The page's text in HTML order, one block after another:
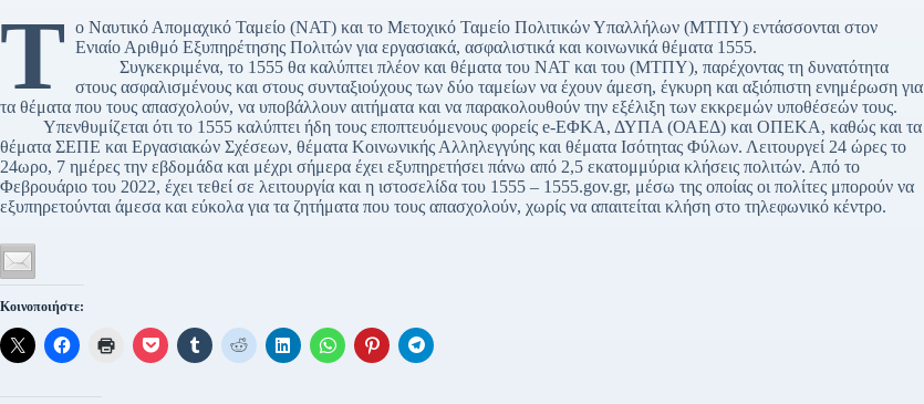
Τ ο Ναυτικό Απομαχικό Ταμείο (ΝΑΤ) και το Μετοχικό Ταμείο Πολιτικών Υπαλλήλων (ΜΤΠΥ) εντάσσονται στον
Ενιαίο Αριθμό Εξυπηρέτησης Πολιτών για εργασιακά, ασφαλιστικά και κοινωνικά θέματα 1555.
Συγκεκριμένα, το 1555 θα καλύπτει πλέον και θέματα του ΝΑΤ και του (ΜΤΠΥ), παρέχοντας τη δυνατότητα
στους ασφαλισμένους και στους συνταξιούχους των δύο ταμείων να έχουν άμεση, έγκυρη και αξιόπιστη ενημέρωση για
τα θέματα που τους απασχολούν, να υποβάλλουν αιτήματα και να παρακολουθούν την εξέλιξη των εκκρεμών υποθέσεών τους.
Υπενθυμίζεται ότι το 1555 καλύπτει ήδη τους εποπτευόμενους φορείς e-ΕΦΚΑ, ΔΥΠΑ (ΟΑΕΔ) και ΟΠΕΚΑ, καθώς και τα
θέματα ΣΕΠΕ και Εργασιακών Σχέσεων, θέματα Κοινωνικής Αλληλεγγύης και θέματα Ισότητας Φύλων. Λειτουργεί 24 ώρες το
24ωρο, 7 ημέρες την εβδομάδα και μέχρι σήμερα έχει εξυπηρετήσει πάνω από 2,5 εκατομμύρια κλήσεις πολιτών. Από το
Φεβρουάριο του 2022, έχει τεθεί σε λειτουργία και η ιστοσελίδα του 1555 – 1555.gov.gr, μέσω της οποίας οι πολίτες μπορούν να
εξυπηρετούνται άμεσα και εύκολα για τα ζητήματα που τους απασχολούν, χωρίς να απαιτείται κλήση στο τηλεφωνικό κέντρο.
Κοινοποιήστε: